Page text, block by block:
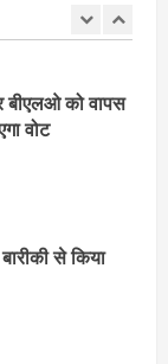
से किया
की प्रक्रियाः